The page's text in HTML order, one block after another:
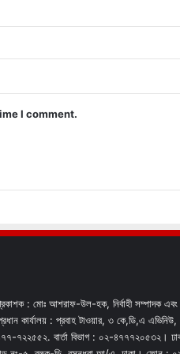
I comment.
: মোঃ আশরাফ-উল-হক, নির্বাহী সম্পাদক
কার্যালয় : প্রবাহ টাওয়ার, ৩ কে,ডি,এ এভিনিউ,
৭২২৫৫২. বার্তা বিভাগ : ০২-৪৭৭৭২০৫৩২।